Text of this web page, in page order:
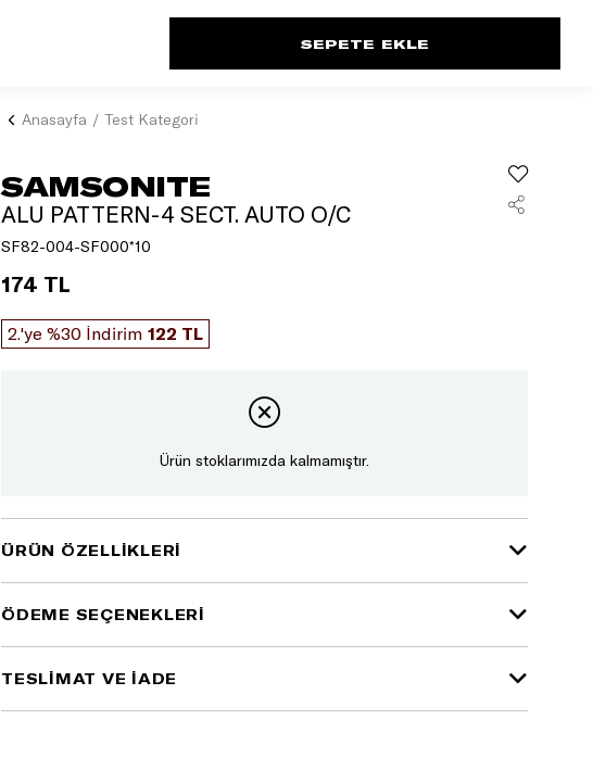
Anasayfa Test Kategori
SAMSONITE
ALU PATTERN-4 SECT. AUTO O/C
SF82-004-SF000*10
174 TL
2.'ye %30 İndirim 122 TL
Ürün stoklarımızda kalmamıştır.
ÜRÜN ÖZELLIKLERI
ÖDEME SEÇENEKLERI
TESLİMAT VE İADE